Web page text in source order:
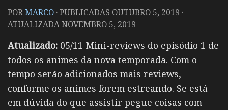
PORMARCO · PUBLICADAS OUTUBRO 5, 2019 ·
ATUALIZADANOVEMBRO 5, 2019
Atualizado: 05/11 Mini-reviews do episódio 1 de
todos os animes da nova temporada. Com o
tempo serão adicionados mais reviews,
conforme os animes forem estreando. Se está
em dúvida do que assistir pegue coisas com